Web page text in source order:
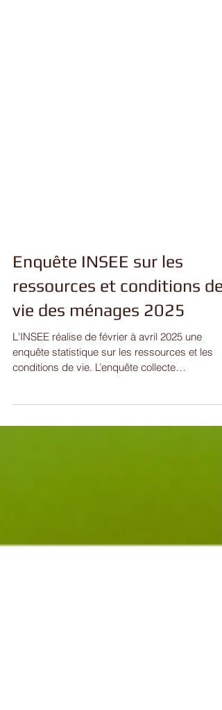
Enquête INSEE sur les
ressources et conditions de
vie des ménages 2025
L'INSEE réalise de février à avril 2025 une
enquête statistique sur les ressources et les
notamment...